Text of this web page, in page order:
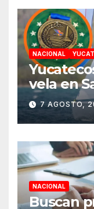
NACIONAL
vela en
7 AGOSTO,
NACIONAL
Buscan